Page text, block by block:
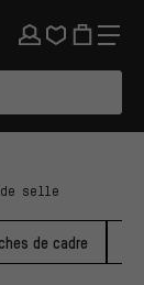
de selle
de cadre